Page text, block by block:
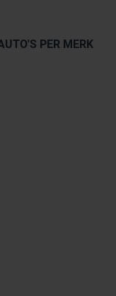
PER MERK